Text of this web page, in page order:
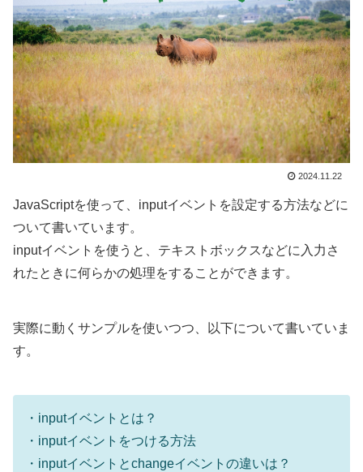
2024.11.22
JavaScriptを使って、inputイベントを設定する方法などに
ついて書いています。
inputイベントを使うと、テキストボックスなどに入力さ
れたときに何らかの処理をすることができます。
実際に動くサンプルを使いつつ、以下について書いていま
す。
・inputイベントとは？
・inputイベントをつける方法
・inputイベントとchangeイベントの違いは？